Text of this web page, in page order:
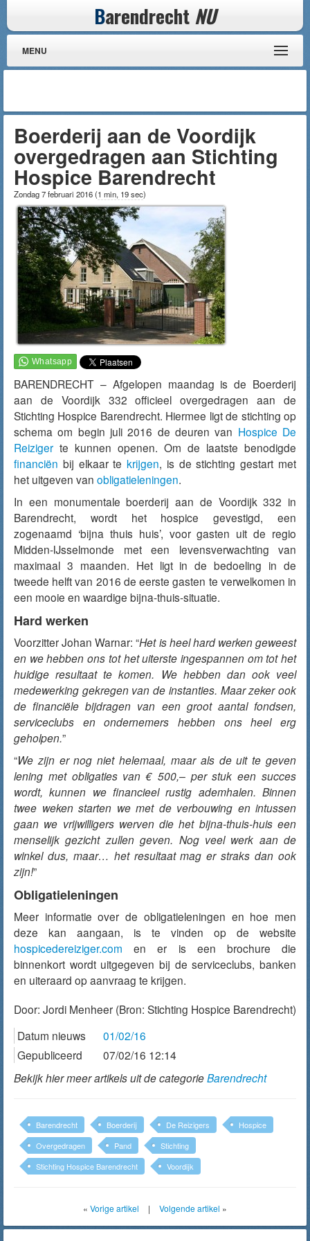
Barendrecht NU
MENU
Boerderij aan de Voordijk
overgedragen aan Stichting
Hospice Barendrecht
Zondag 7 februari 2016(1 min, 19 sec)
BARENDRECHT – Afgelopen maandag is de Boerderij
aan de Voordijk 332 officieel overgedragen aan de
Stichting Hospice Barendrecht. Hiermee ligt de stichting op
schema om begin juli 2016 de deuren van Hospice De
Reiziger te kunnen openen. Om de laatste benodigde
financiën bij elkaar tekrijgen, is de stichting gestart met
het uitgeven van obligatieleningen.
In een monumentale boerderij aan de Voordijk 332 in
Barendrecht, wordt het hospice gevestigd, een
zogenaamd ‘bijna thuis huis’, voor gasten uit de regio
Midden-IJsselmonde met een levensverwachting van
maximaal 3 maanden. Het ligt in de bedoeling in de
tweede helft van 2016 de eerste gasten te verwelkomen in
een mooie en waardige bijna-thuis-situatie.
Hard werken
Voorzitter Johan Warnar: “Het is heel hard werken geweest
en we hebben ons tot het uiterste ingespannen om tot het
huidige resultaat te komen. We hebben dan ook veel
medewerking gekregen van de instanties. Maar zeker ook
de financiële bijdragen van een groot aantal fondsen,
serviceclubs en ondernemers hebben ons heel erg
geholpen.”
“We zijn er nog niet helemaal, maar als de uit te geven
lening met obligaties van € 500,– per stuk een succes
wordt, kunnen we financieel rustig ademhalen. Binnen
twee weken starten we met de verbouwing en intussen
gaan we vrijwilligers werven die het bijna-thuis-huis een
menselijk gezicht zullen geven. Nog veel werk aan de
winkel dus, maar… het resultaat mag er straks dan ook
zijn!”
Obligatieleningen
Meer informatie over de obligatieleningen en hoe men
deze kan aangaan, is te vinden op de website
hospicedereiziger.com en er is een brochure die
binnenkort wordt uitgegeven bij de serviceclubs, banken
en uiteraard op aanvraag te krijgen.
Door: Jordi Menheer (Bron: Stichting Hospice Barendrecht)
Datum nieuws
01/02/16
Gepubliceerd
07/02/16 12:14
Bekijk hier meer artikels uit de categorieBarendrecht
Barendrecht Boerderij De Reizigers
Hospice
Overgedragen
Pand
Stichting
Stichting Hospice Barendrecht
Voordijk
« Vorige artikel | Volgende artikel »